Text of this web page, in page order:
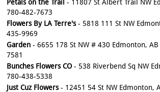
Petals on the Trail - 11807 St Albert Trail NW
780-482-7673
Flowers By LA Terre's- 5818 111 St NW
435-9969
Garden - 6655 178 St NW # 430 Edmonton,
7581
Bunches Flowers CO - 538 Riverbend Sq NW
780-438-5338
Just Cuz Flowers- 12451 54 St NW Edmonton,